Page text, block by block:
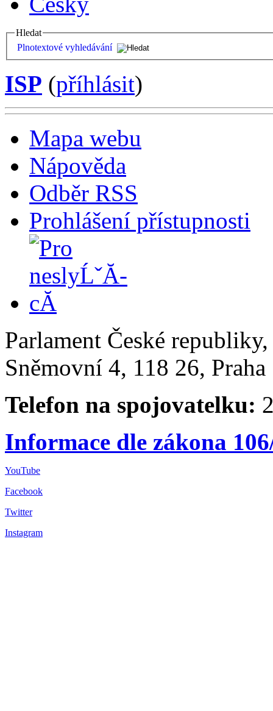
Hledat
Plnotextové vyhledávání
ISP (příhlásit)
Mapa webu
Nápověda
Odběr RSS
Prohlášení přístupnosti
Parlament České
Sněmovní 4, 118 26,
Telefon na spojovatelku:
Informace dle zákona
YouTube
Facebook
Twitter
Instagram